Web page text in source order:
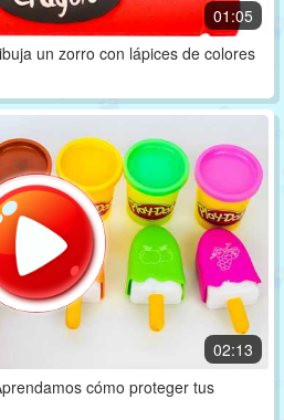
01:05
un zorro con lápices de colores
02:13
cómo proteger tus